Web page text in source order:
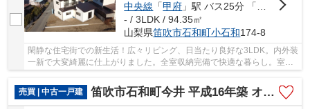
中央線 「甲府 」駅 バス25分 「小石和」 停歩4分
- / 3LDK / 94.35㎡
山梨県笛吹市石和町小石和174-8
閑静な住宅街での新生活！広々リビング、日当たり良好な3LDK。内外装
一新で大変綺麗に仕上がりました。全室収納完備で快適な暮らし。室内
売買 | 中古一戸建
笛吹市石和町今井 平成16年築 オール電化中古戸建 車4台